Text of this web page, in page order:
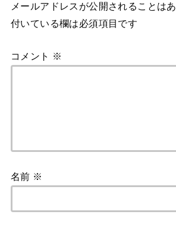
メールアドレスが公開されることはあ
付いている欄は必須項目です
コメント ※
名前 ※